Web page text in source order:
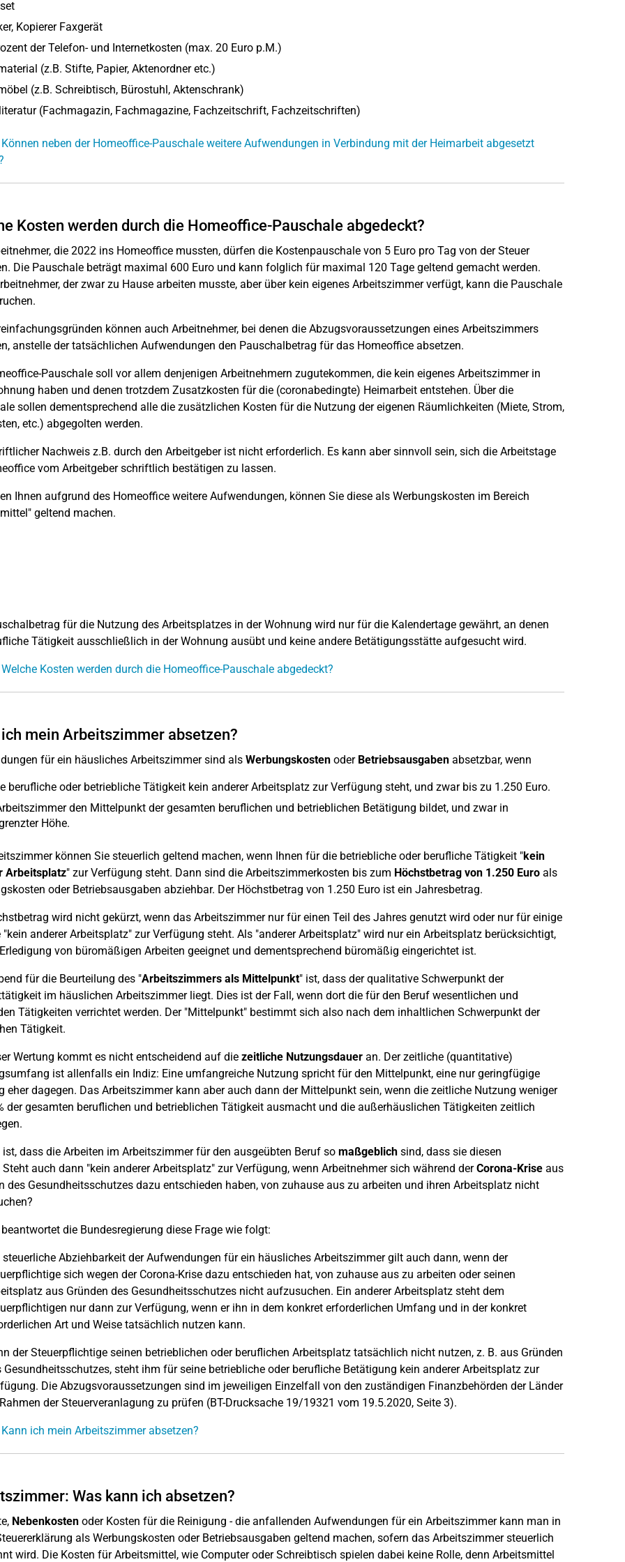
Kopierer Faxgerät
der Telefon- und Internetkosten (max. 20 Euro p.M.)
(z.B. Stifte, Papier, Aktenordner etc.)
(z.B. Schreibtisch, Bürostuhl, Aktenschrank)
(Fachmagazin, Fachmagazine, Fachzeitschrift, Fachzeitschriften)
neben der Homeoffice-Pauschale weitere Aufwendungen in Verbindung mit der Heimarbeit abgesetzt
Kosten werden durch die Homeoffice-Pauschale abgedeckt?
die 2022 ins Homeoffice mussten, dürfen die Kostenpauschale von 5 Euro pro Tag von der Steuer
Die Pauschale beträgt maximal 600 Euro und kann folglich für maximal 120 Tage geltend gemacht werden.
der zwar zu Hause arbeiten musste, aber über kein eigenes Arbeitszimmer verfügt, kann die Pauschale
können auch Arbeitnehmer, bei denen die Abzugsvoraussetzungen eines Arbeitszimmers
anstelle der tatsächlichen Aufwendungen den Pauschalbetrag für das Homeoffice absetzen.
Pauschale soll vor allem denjenigen Arbeitnehmern zugutekommen, die kein eigenes Arbeitszimmer in
haben und denen trotzdem Zusatzkosten für die (coronabedingte) Heimarbeit entstehen. Über die
sollen dementsprechend alle die zusätzlichen Kosten für die Nutzung der eigenen Räumlichkeiten (Miete, Strom,
etc.) abgegolten werden.
Nachweis z.B. durch den Arbeitgeber ist nicht erforderlich. Es kann aber sinnvoll sein, sich die Arbeitstage
vom Arbeitgeber schriftlich bestätigen zu lassen.
Ihnen aufgrund des Homeoffice weitere Aufwendungen, können Sie diese als Werbungskosten im Bereich
geltend machen.
für die Nutzung des Arbeitsplatzes in der Wohnung wird nur für die Kalendertage gewährt, an denen
Tätigkeit ausschließlich in der Wohnung ausübt und keine andere Betätigungsstätte aufgesucht wird.
Kosten werden durch die Homeoffice-Pauschale abgedeckt?
mein Arbeitszimmer absetzen?
für ein häusliches Arbeitszimmer sind als Werbungskostenoder Betriebsausgabenabsetzbar, wenn
berufliche oder betriebliche Tätigkeit kein anderer Arbeitsplatz zur Verfügung steht, und zwar bis zu 1.250 Euro.
den Mittelpunkt der gesamten beruflichen und betrieblichen Betätigung bildet, und zwar in
Höhe.
können Sie steuerlich geltend machen, wenn Ihnen für die betriebliche oder berufliche Tätigkeit "kein
Arbeitsplatz" zur Verfügung steht. Dann sind die Arbeitszimmerkosten bis zum Höchstbetrag von 1.250 Euroals
oder Betriebsausgaben abziehbar. Der Höchstbetrag von 1.250 Euro ist ein Jahresbetrag.
wird nicht gekürzt, wenn das Arbeitszimmer nur für einen Teil des Jahres genutzt wird oder nur für einige
anderer Arbeitsplatz" zur Verfügung steht. Als "anderer Arbeitsplatz" wird nur ein Arbeitsplatz berücksichtigt,
von büromäßigen Arbeiten geeignet und dementsprechend büromäßig eingerichtet ist.
für die Beurteilung des "Arbeitszimmers als Mittelpunkt" ist, dass der qualitative Schwerpunkt der
im häuslichen Arbeitszimmer liegt. Dies ist der Fall, wenn dort die für den Beruf wesentlichen und
Tätigkeiten verrichtet werden. Der "Mittelpunkt" bestimmt sich also nach dem inhaltlichen Schwerpunkt der
Tätigkeit.
Wertung kommt es nicht entscheidend auf diezeitliche Nutzungsdaueran. Der zeitliche (quantitative)
ist allenfalls ein Indiz: Eine umfangreiche Nutzung spricht für den Mittelpunkt, eine nur geringfügige
eher dagegen. Das Arbeitszimmer kann aber auch dann der Mittelpunkt sein, wenn die zeitliche Nutzung weniger
der gesamten beruflichen und betrieblichen Tätigkeit ausmacht und die außerhäuslichen Tätigkeiten zeitlich
dass die Arbeiten im Arbeitszimmer für den ausgeübten Beruf so maßgeblichsind, dass sie diesen
auch dann "kein anderer Arbeitsplatz" zur Verfügung, wenn Arbeitnehmer sich während derCorona-Kriseaus
des Gesundheitsschutzes dazu entschieden haben, von zuhause aus zu arbeiten und ihren Arbeitsplatz nicht
die Bundesregierung diese Frage wie folgt:
steuerliche Abziehbarkeit der Aufwendungen für ein häusliches Arbeitszimmer gilt auch dann, wenn der
sich wegen der Corona-Krise dazu entschieden hat, von zuhause aus zu arbeiten oder seinen
aus Gründen des Gesundheitsschutzes nicht aufzusuchen. Ein anderer Arbeitsplatz steht dem
nur dann zur Verfügung, wenn er ihn in dem konkret erforderlichen Umfang und in der konkret
Art und Weise tatsächlich nutzen kann.
der Steuerpflichtige seinen betrieblichen oder beruflichen Arbeitsplatz tatsächlich nicht nutzen, z. B. aus Gründen
Gesundheitsschutzes, steht ihm für seine betriebliche oder berufliche Betätigung kein anderer Arbeitsplatz zur
Die Abzugsvoraussetzungen sind im jeweiligen Einzelfall von den zuständigen Finanzbehörden der Länder
der Steuerveranlagung zu prüfen (BT-Drucksache 19/19321 vom 19.5.2020, Seite 3).
ich mein Arbeitszimmer absetzen?
Was kann ich absetzen?
Nebenkostenoder Kosten für die Reinigung - die anfallenden Aufwendungen für ein Arbeitszimmer kann man in
als Werbungskosten oder Betriebsausgaben geltend machen, sofern das Arbeitszimmer steuerlich
wird. Die Kosten für Arbeitsmittel, wie Computer oder Schreibtisch spielen dabei keine Rolle, denn Arbeitsmittel